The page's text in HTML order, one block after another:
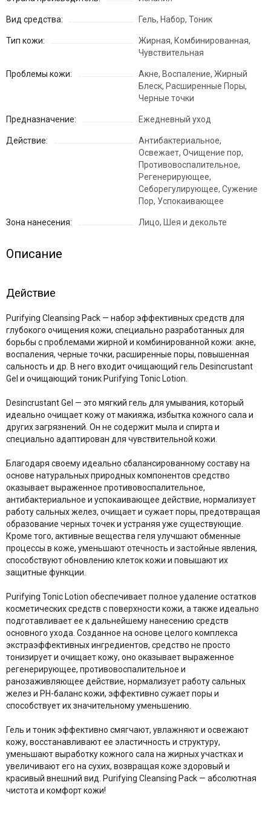
Вид средства: Гель, Набор, Тоник
Тип кожи:
Жирная, Комбинированная,
Чувствительная
Проблемы кожи:
Акне, Воспаление, Жирный
Блеск, Расширенные Поры,
Черные точки
Предназначение: Ежедневный уход
Действие:
Антибактериальное,
Освежает, Очищение пор,
Противовоспалительное,
Регенерирующее,
Себорегулирующее, Сужение
Пор, Успокаивающее
Зона нанесения: Лицо, Шея и декольте
Описание
Действие
Purifying Cleansing Pack — набор эффективных средств для
глубокого очищения кожи, специально разработанных для
борьбы с проблемами жирной и комбинированной кожи: акне,
воспаления, черные точки, расширенные поры, повышенная
сальность и др. В него входит очищающий гель Desincrustant
Gel и очищающий тоник Purifying Tonic Lotion.
Desincrustant Gel — это мягкий гель для умывания, который
идеально очищает кожу от макияжа, избытка кожного сала и
других загрязнений. Он не содержит мыла и спирта и
специально адаптирован для чувствительной кожи.
Благодаря своему идеально сбалансированному составу на
основе натуральных природных компонентов средство
оказывает выраженное противовоспалительное,
антибактериальное и успокаивающее действие, нормализует
работу сальных желез, очищает и сужает поры, предотвращая
образование черных точек и устраняя уже существующие.
Кроме того, активные вещества геля улучшают обменные
процессы в коже, уменьшают отечность и застойные явления,
способствуют обновлению клеток кожи и повышают их
защитные функции.
Purifying Tonic Lotion обеспечивает полное удаление остатков
косметических средств с поверхности кожи, а также идеально
подготавливает ее к дальнейшему нанесению средств
основного ухода. Созданное на основе целого комплекса
экстраэффективных ингредиентов, средство не просто
тонизирует и очищает кожу, оно оказывает выраженное
регенерирующее, противовоспалительное и
ранозаживляющее действие, нормализует работу сальных
желез и РН-баланс кожи, эффективно сужает поры и
способствует их значительному уменьшению.
Гель и тоник эффективно смягчают, увлажняют и освежают
кожу, восстанавливают ее эластичность и структуру,
уменьшают выработку кожного сала на жирных участках и
увеличивают его на сухих, возвращая коже здоровый и
красивый внешний вид. Purifying Cleansing Pack — абсолютная
чистота и комфорт кожи!